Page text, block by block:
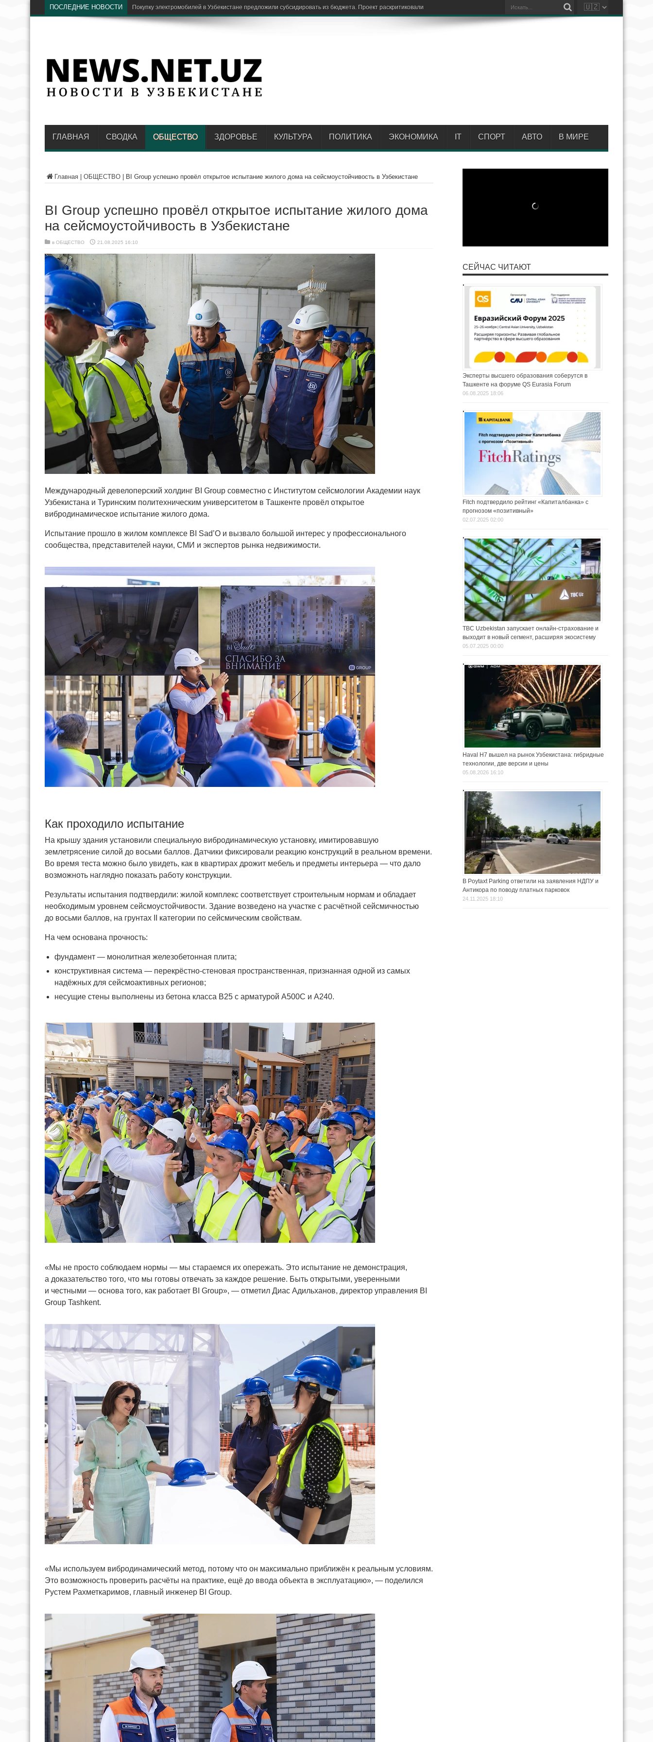
ПОСЛЕДНИЕ НОВОСТИ
ГЛАВНАЯ СВОДКА ОБЩЕСТВО ЗДОРОВЬЕ КУЛЬТУРА ПОЛИТИКА ЭКОНОМИКА IT СПОРТ АВТО В МИРЕ
Главная ОБЩЕСТВО BI Group успешно провёл открытое испытание жилого дома на сейсмоустойчивость в Узбекистане
BI Group успешно провёл открытое испытание жилого дома
на сейсмоустойчивость в Узбекистане
в ОБЩЕСТВО 21.08.2025 16:10
Международный девелоперский холдинг BI Group совместно с Институтом сейсмологии Академии наук
Узбекистана и Туринским политехническим университетом в Ташкенте провёл открытое
вибродинамическое испытание жилого дома.
Испытание прошло в жилом комплексе BI Sad’O и вызвало большой интерес у профессионального
сообщества, представителей науки, СМИ и экспертов рынка недвижимости.
Как проходило испытание
На крышу здания установили специальную вибродинамическую установку, имитировавшую
землетрясение силой до восьми баллов. Датчики фиксировали реакцию конструкций в реальном времени.
Во время теста можно было увидеть, как в квартирах дрожит мебель и предметы интерьера — что дало
возможноть наглядно показать работу конструкции.
Результаты испытания подтвердили: жилой комплекс соответствует строительным нормам и обладает
необходимым уровнем сейсмоустойчивости. Здание возведено на участке с расчётной сейсмичностью
до восьми баллов, на грунтах II категории по сейсмическим свойствам.
На чем основана прочность:
фундамент — монолитная железобетонная плита;
конструктивная система — перекрёстно-стеновая пространственная, признанная одной из самых
надёжных для сейсмоактивных регионов;
несущие стены выполнены из бетона класса В25 с арматурой А500С и А240.
«Мы не просто соблюдаем нормы — мы стараемся их опережать. Это испытание не демонстрация,
а доказательство того, что мы готовы отвечать за каждое решение. Быть открытыми, уверенными
и честными — основа того, как работает BI Group», — отметил Диас Адильханов, директор управления BI
Group Tashkent.
«Мы используем вибродинамический метод, потому что он максимально приближён к реальным условиям.
Это возможность проверить расчёты на практике, ещё до ввода объекта в эксплуатацию», — поделился
Рустем Рахметкаримов, главный инженер BI Group.
СЕЙЧАС ЧИТАЮТ
Эксперты высшего образования соберутся в
Ташкенте на форуме QS Eurasia Forum
06.08.2025 18:06
Fitch подтвердило рейтинг «Капиталбанка» с
прогнозом «позитивный»
02.07.2025 02:00
TBC Uzbekistan запускает онлайн-страхование и
выходит в новый сегмент, расширяя экосистему
05.07.2025 00:00
Haval H7 вышел на рынок Узбекистана: гибридные
технологии, две версии и цены
05.08.2026 16:10
В Poytaxt Parking ответили на заявления НДПУ и
Антикора по поводу платных парковок
24.11.2025 18:10